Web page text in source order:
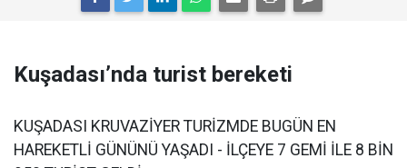
Kuşadası’nda turist bereketi
KUŞADASI KRUVAZİYER TURİZMDE BUGÜN EN
HAREKETLİ GÜNÜNÜ YAŞADI - İLÇEYE 7 GEMİ İLE 8 BİN